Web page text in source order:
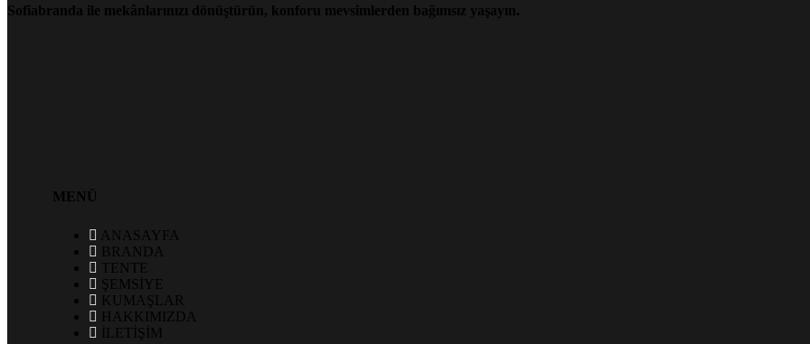
Sofiabranda ile mekânlarınızı dönüştürün, konforu mevsimlerden bağımsız yaşayın.
MENÜ
ANASAYFA
BRANDA
TENTE
ŞEMSİYE
KUMAŞLAR
HAKKIMIZDA
İLETİŞİM